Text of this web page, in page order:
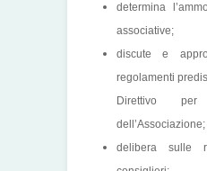
determina
associative;
discute e
regolamenti
Direttivo per
dell’Associazione;
delibera sulle